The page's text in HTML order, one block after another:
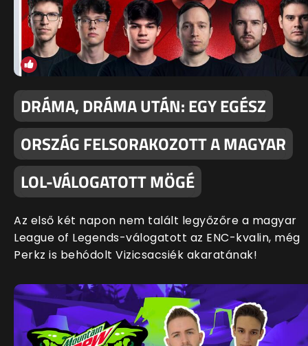
DRÁMA, DRÁMA UTÁN: EGY EGÉSZ
ORSZÁG FELSORAKOZOTT A MAGYAR
LOL-VÁLOGATOTT MÖGÉ
Az első két napon nem talált legyőzőre a magyar
League of Legends-válogatott az ENC-kvalin, még
Perkz is behódolt Vizicsacsiék akaratának!